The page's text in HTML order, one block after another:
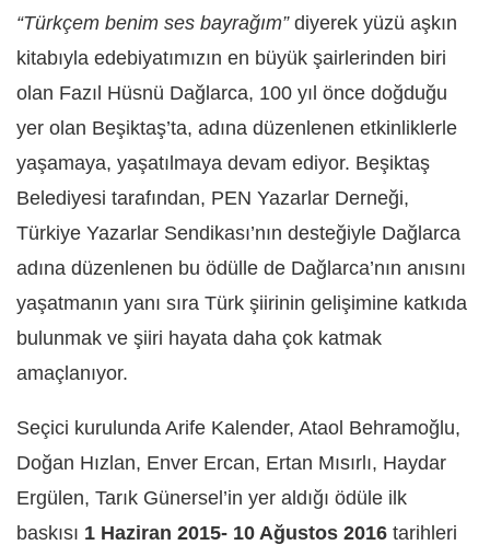
“Türkçem benim ses bayrağım”diyerek yüzü aşkın
kitabıyla edebiyatımızın en büyük şairlerinden biri
olan Fazıl Hüsnü Dağlarca, 100 yıl önce doğduğu
yer olan Beşiktaş’ta, adına düzenlenen etkinliklerle
yaşamaya, yaşatılmaya devam ediyor. Beşiktaş
Belediyesi tarafından, PEN Yazarlar Derneği,
Türkiye Yazarlar Sendikası’nın desteğiyle Dağlarca
adına düzenlenen bu ödülle de Dağlarca’nın anısını
yaşatmanın yanı sıra Türk şiirinin gelişimine katkıda
bulunmak ve şiiri hayata daha çok katmak
amaçlanıyor.
Seçici kurulunda Arife Kalender, Ataol Behramoğlu,
Doğan Hızlan, Enver Ercan, Ertan Mısırlı, Haydar
Ergülen, Tarık Günersel’in yer aldığı ödüle ilk
baskısı 1 Haziran 2015- 10 Ağustos 2016 tarihleri